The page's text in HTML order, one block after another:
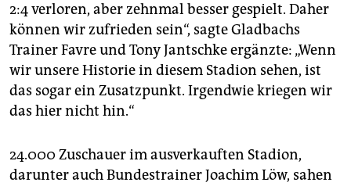
2:4 verloren, aber zehnmal besser gespielt. Daher
können wir zufrieden sein“, sagte Gladbachs
Trainer Favre und Tony Jantschke ergänzte: „Wenn
wir unsere Historie in diesem Stadion sehen, ist
das sogar ein Zusatzpunkt. Irgendwie kriegen wir
das hier nicht hin.“
24.000 Zuschauer im ausverkauften Stadion,
darunter auch Bundestrainer Joachim Löw, sahen